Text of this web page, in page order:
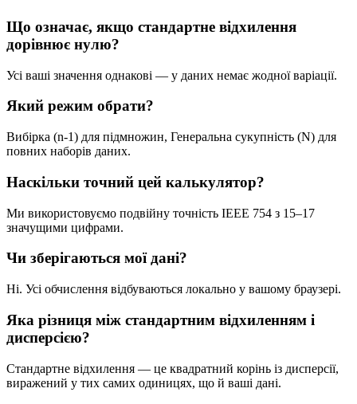
Що означає, якщо стандартне відхилення
дорівнює нулю?
Усі ваші значення однакові — у даних немає жодної варіації.
Який режим обрати?
Вибірка (n-1) для підмножин, Генеральна сукупність (N) для
повних наборів даних.
Наскільки точний цей калькулятор?
Ми використовуємо подвійну точність IEEE 754 з 15–17
значущими цифрами.
Чи зберігаються мої дані?
Ні. Усі обчислення відбуваються локально у вашому браузері.
Яка різниця між стандартним відхиленням і
дисперсією?
Стандартне відхилення — це квадратний корінь із дисперсії,
виражений у тих самих одиницях, що й ваші дані.